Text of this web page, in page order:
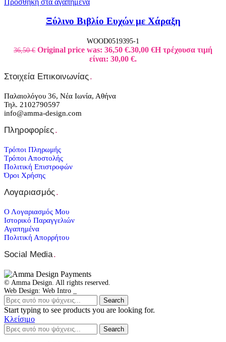
Ξύλινο Βιβλίο Ευχών με Χάραξη
WOOD0519395-1
36,50€ Original price was: 36,50 €.30,00 €Η τρέχουσα τιμή
είναι: 30,00 €.
Στοιχεία Επικοινωνίας.
Παλαιολόγου 36, Νέα Ιωνία, Αθήνα
Τηλ. 2102790597
info@amma-design.com
Πληροφορίες.
Τρόποι Πληρωμής
Τρόποι Αποστολής
Πολιτική Επιστροφών
Όροι Χρήσης
Λογαριασμός.
Ο Λογαριασμός Μου
Ιστορικό Παραγγελιών
Αγαπημένα
Πολιτική Απορρήτου
Social Media.
© Amma Design. All rights reserved.
Web Design: Web Intro _
Search
Start typing to see products you are looking for.
Κλείσιμο
Search